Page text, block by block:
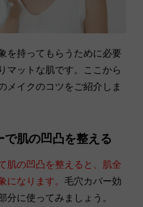
を持ってもらうために必要
マットな肌です。ここから
メイクのコツをご紹介しま
肌の凹凸を整える
肌の凹凸を整えると、肌全
になります。 毛穴カバー効
分に使ってみましょう。